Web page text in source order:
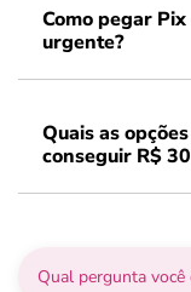
Como pegar
urgente?
Quais as
conseguir R$